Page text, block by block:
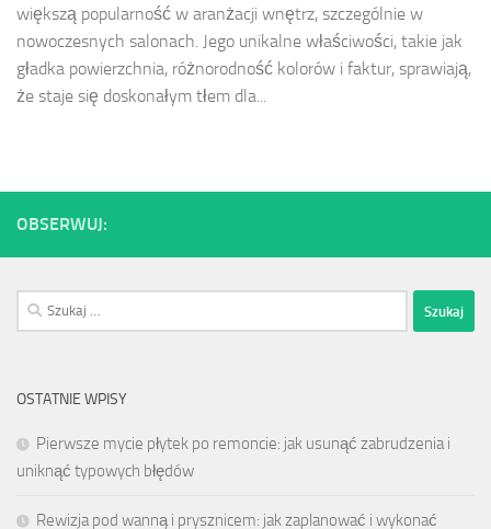
większą popularność w aranżacji wnętrz, szczególnie w
nowoczesnych salonach. Jego unikalne właściwości, takie jak
gładka powierzchnia, różnorodność kolorów i faktur, sprawiają,
że staje się doskonałym tłem dla...
OBSERWUJ:
Szukaj:
OSTATNIE WPISY
Pierwsze mycie płytek po remoncie: jak usunąć zabrudzenia i
uniknąć typowych błędów
Rewizja pod wanną i prysznicem: jak zaplanować i wykonać